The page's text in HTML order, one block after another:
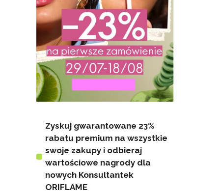
Zyskuj gwarantowane 23%
rabatu premium na wszystkie
swoje zakupy i odbieraj
wartościowe nagrody dla
nowych Konsultantek
ORIFLAME